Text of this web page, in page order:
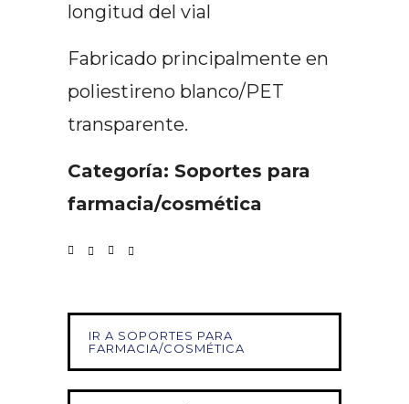
longitud del vial
Fabricado principalmente en
poliestireno blanco/PET
transparente.
Categoría: Soportes para
farmacia/cosmética
IR A SOPORTES PARA
FARMACIA/COSMÉTICA